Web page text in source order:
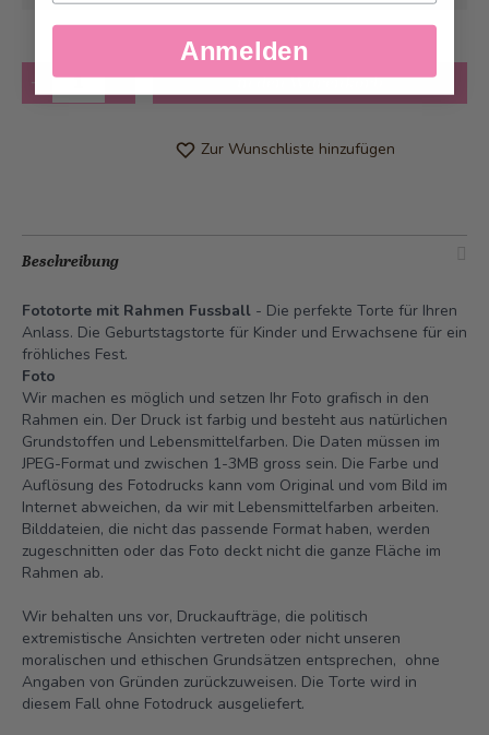
Anzahl in den Warenkorb
Zur Wunschliste hinzufügen
Beschreibung
Fototorte mit Rahmen Fussball - Die perfekte Torte für Ihren
Anlass. Die Geburtstagstorte für Kinder und Erwachsene für ein
fröhliches Fest.
Foto
Wir machen es möglich und setzen Ihr Foto grafisch in den
Rahmen ein. Der Druck ist farbig und besteht aus natürlichen
Grundstoffen und Lebensmittelfarben. Die Daten müssen im
JPEG-Format und zwischen 1-3MB gross sein. Die Farbe und
Auflösung des Fotodrucks kann vom Original und vom Bild im
Internet abweichen, da wir mit Lebensmittelfarben arbeiten.
Bilddateien, die nicht das passende Format haben, werden
zugeschnitten oder das Foto deckt nicht die ganze Fläche im
Rahmen ab.
Wir behalten uns vor, Druckaufträge, die politisch
extremistische Ansichten vertreten oder nicht unseren
moralischen und ethischen Grundsätzen entsprechen, ohne
Angaben von Gründen zurückzuweisen. Die Torte wird in
diesem Fall ohne Fotodruck ausgeliefert.
Anmelden